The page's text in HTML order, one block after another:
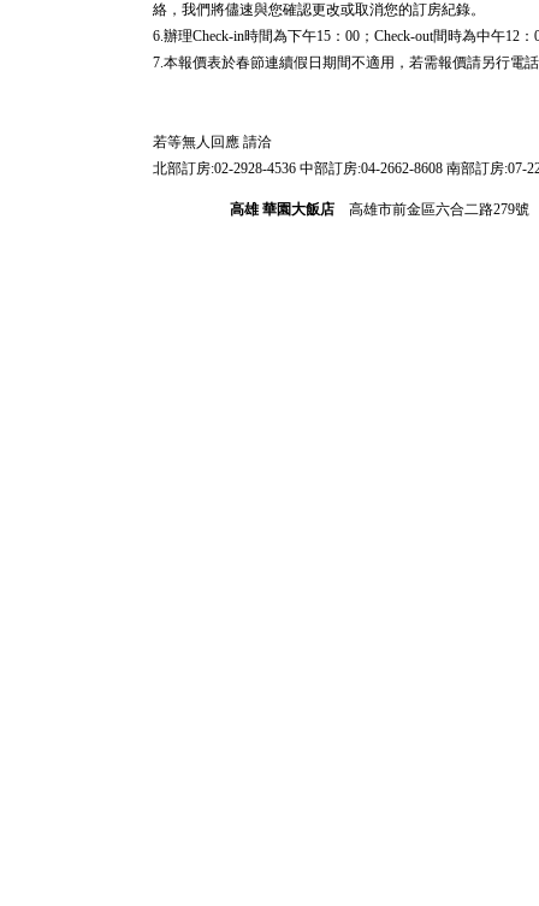
絡，我們將儘速與您確認更改或取消您的訂房紀錄。
6.辦理Check-in時間為下午15：00；Check-out間時為中午12：
7.本報價表於春節連續假日期間不適用，若需報價請另行電
若等無人回應 請洽
北部訂房:02-2928-4536 中部訂房:04-2662-8608 南部訂房:07-
高雄 華園大飯店高雄市前金區六合二路279號